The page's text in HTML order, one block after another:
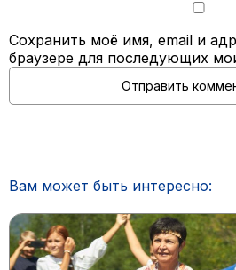
Сохранить моё имя, email и
браузере для последующих
Вам может быть интересно: